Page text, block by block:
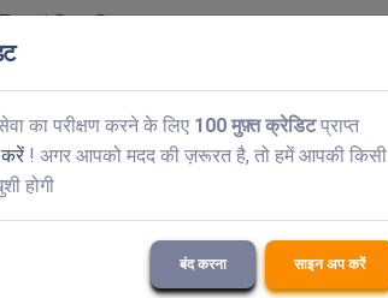
|DataDome
दस्तावेज़ यहां देखें।
का परीक्षण करने के लिए 100 मुफ़्त क्रेडिटप्राप्त
! अगर आपको मदद की ज़रूरत है, तो हमें आपकी किसी
होगी
बंद करना साइन अप करें